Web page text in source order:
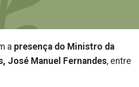
a presença do Ministro da
José Manuel Fernandes, entre